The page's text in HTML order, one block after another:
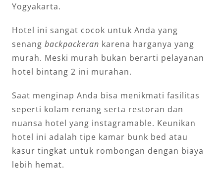
Yogyakarta.
Hotel ini sangat cocok untuk Anda yang
senang backpackeran karena harganya yang
murah. Meski murah bukan berarti pelayanan
hotel bintang 2 ini murahan.
Saat menginap Anda bisa menikmati fasilitas
seperti kolam renang serta restoran dan
nuansa hotel yang instagramable. Keunikan
hotel ini adalah tipe kamar bunk bed atau
kasur tingkat untuk rombongan dengan biaya
lebih hemat.